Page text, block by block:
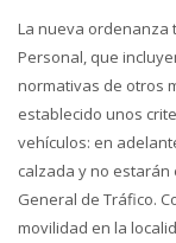
La nueva ordenanza
Personal, que
normativas de otros
establecido unos
vehículos: en
calzada y no estarán
General de Tráfico.
movilidad en la